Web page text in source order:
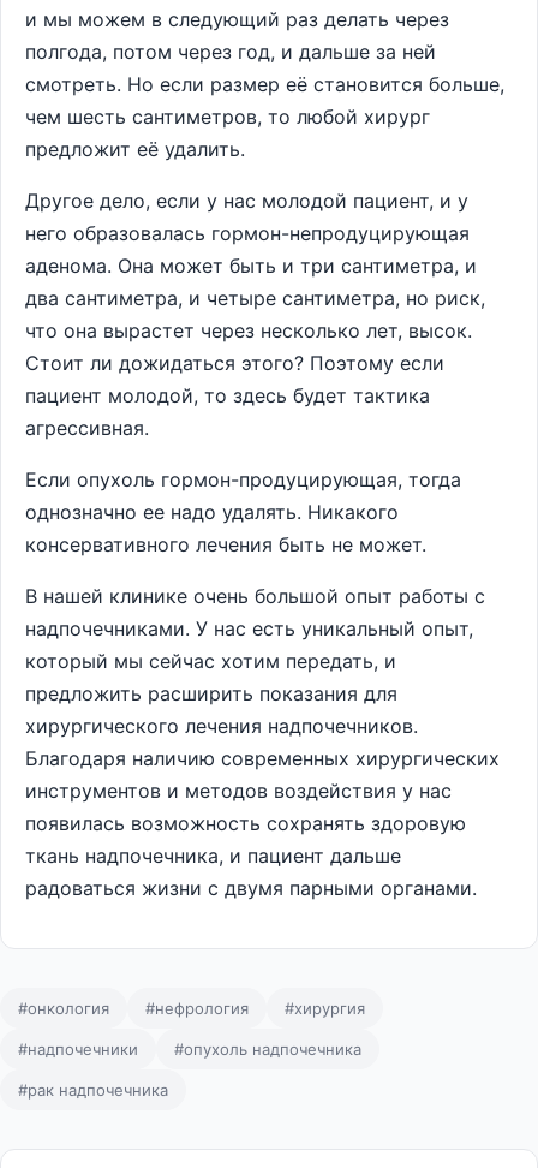
и мы можем в следующий раз делать через
полгода, потом через год, и дальше за ней
смотреть. Но если размер её становится больше,
чем шесть сантиметров, то любой хирург
предложит её удалить.
Другое дело, если у нас молодой пациент, и у
него образовалась гормон-непродуцирующая
аденома. Она может быть и три сантиметра, и
два сантиметра, и четыре сантиметра, но риск,
что она вырастет через несколько лет, высок.
Стоит ли дожидаться этого? Поэтому если
пациент молодой, то здесь будет тактика
агрессивная.
Если опухоль гормон-продуцирующая, тогда
однозначно ее надо удалять. Никакого
консервативного лечения быть не может.
В нашей клинике очень большой опыт работы с
надпочечниками. У нас есть уникальный опыт,
который мы сейчас хотим передать, и
предложить расширить показания для
хирургического лечения надпочечников.
Благодаря наличию современных хирургических
инструментов и методов воздействия у нас
появилась возможность сохранять здоровую
ткань надпочечника, и пациент дальше
радоваться жизни с двумя парными органами.
#онкология #нефрология #хирургия
#надпочечники #опухоль надпочечника
#рак надпочечника